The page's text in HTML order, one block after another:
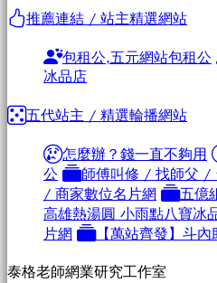
推薦連結 / 站主精選網站
包租公,五元網站包租公
冰品店
五代站主 / 精選輪播網站
怎麼辦？錢一直不夠用
公
師傅叫修 / 找師父 /
/ 商家數位名片網
五億
高雄熱湯圓 小雨點八寶冰
片網
【萬站齊發】斗
泰格老師網業研究工作室